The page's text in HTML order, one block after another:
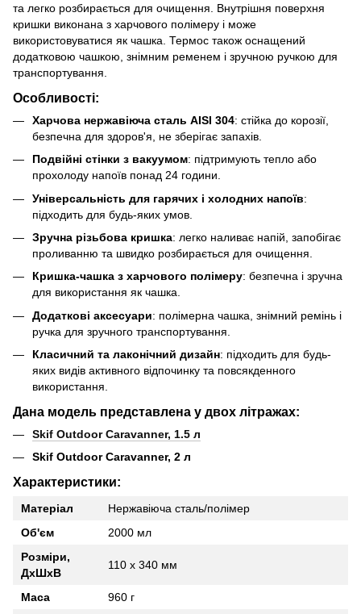
та легко розбирається для очищення. Внутрішня поверхня
кришки виконана з харчового полімеру і може
використовуватися як чашка. Термос також оснащений
додатковою чашкою, знімним ременем і зручною ручкою для
транспортування.
Особливості:
Харчова нержавіюча сталь AISI 304: стійка до корозії,
безпечна для здоров'я, не зберігає запахів.
Подвійні стінки з вакуумом: підтримують тепло або
прохолоду напоїв понад 24 години.
Універсальність для гарячих і холодних напоїв:
підходить для будь-яких умов.
Зручна різьбова кришка: легко наливає напій, запобігає
проливанню та швидко розбирається для очищення.
Кришка-чашка з харчового полімеру: безпечна і зручна
для використання як чашка.
Додаткові аксесуари: полімерна чашка, знімний ремінь і
ручка для зручного транспортування.
Класичний та лаконічний дизайн: підходить для будь-
яких видів активного відпочинку та повсякденного
використання.
Дана модель представлена у двох літражах:
Skif Outdoor Caravanner, 1.5 л
Skif Outdoor Caravanner, 2 л
Характеристики:
Матеріал
Нержавіюча сталь/полімер
Об'єм
2000 мл
Розміри,
ДхШхВ
110 х 340 мм
Маса 960 г